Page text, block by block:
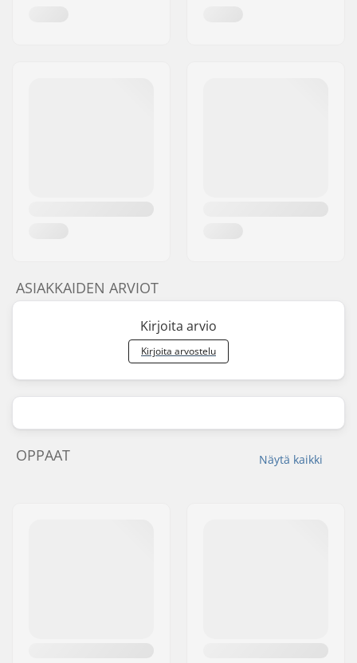
ASIAKKAIDEN ARVIOT
Kirjoita arvio
Kirjoita arvostelu
Näytä kaikki
OPPAAT